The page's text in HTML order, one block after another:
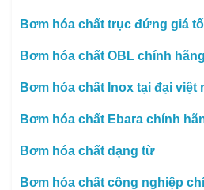
Bơm hóa chất trục đứng giá
Bơm hóa chất OBL chính
Bơm hóa chất Inox tại đại việt
Bơm hóa chất Ebara chính
Bơm hóa chất dạng từ
Bơm hóa chất công nghiệp